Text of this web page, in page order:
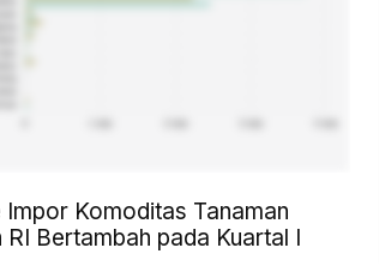
Impor Komoditas Tanaman
RI Bertambah pada Kuartal I